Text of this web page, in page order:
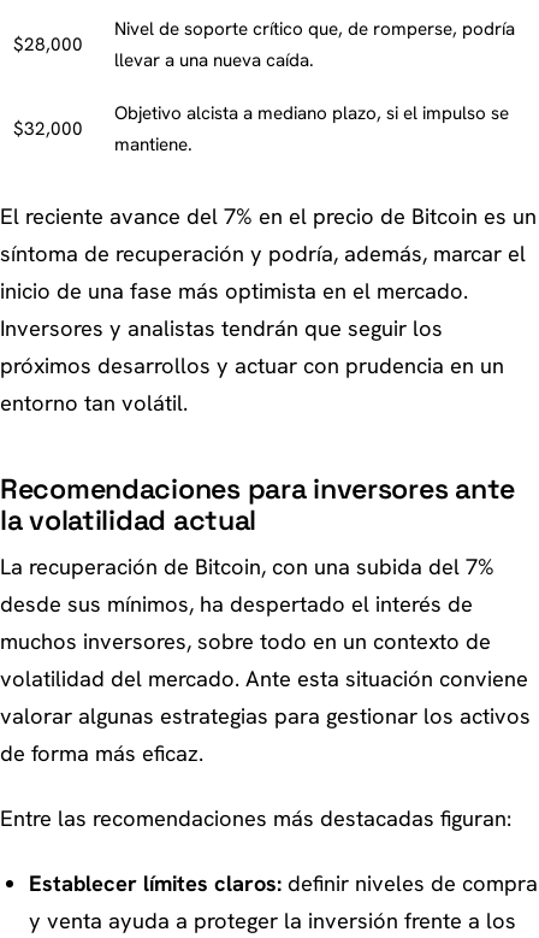
$28,000
Nivel de soporte crítico que, de romperse, podría
llevar a una nueva caída.
$32,000
Objetivo alcista a mediano plazo, si el impulso se
mantiene.
El reciente avance del 7% en el precio de Bitcoin es un
síntoma de recuperación y podría, además, marcar el
inicio de una fase más optimista en el mercado.
Inversores y analistas tendrán que seguir los
próximos desarrollos y actuar con prudencia en un
entorno tan volátil.
Recomendaciones para inversores ante
la volatilidad actual
La recuperación de Bitcoin, con una subida del 7%
desde sus mínimos, ha despertado el interés de
muchos inversores, sobre todo en un contexto de
volatilidad del mercado. Ante esta situación conviene
valorar algunas estrategias para gestionar los activos
de forma más eficaz.
Entre las recomendaciones más destacadas figuran:
Establecer límites claros:definir niveles de compra
y venta ayuda a proteger la inversión frente a los